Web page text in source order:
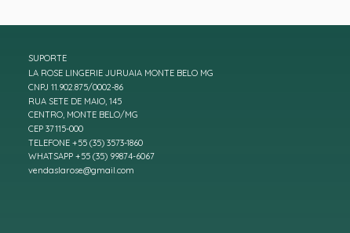
SUPORTE
LA ROSE LINGERIE JURUAIA MONTE BELO MG
CNPJ 11.902.875/0002-86
RUA SETE DE MAIO, 145
CENTRO, MONTE BELO/MG
CEP 37115-000
TELEFONE +55 (35) 3573-1860
WHATSAPP +55 (35) 99874-6067
vendaslarose@gmail.com